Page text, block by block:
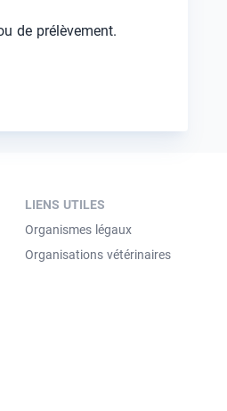
de prélèvement.
LIENS UTILES
Organismes légaux
Organisations vétérinaires